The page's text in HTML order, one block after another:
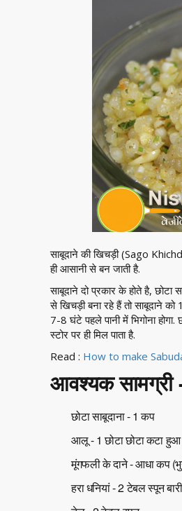
साबूदाने की खिचड़ी (Sago
ही आसानी से बन जाती है.
साबूदाने दो प्रकार के होते है, छोटा
से खिचड़ी बना रहे हैं तो साबूदाने
7-8 घंटे पहले पानी में भिगोना होगा.
स्टोर पर ही मिल पाता है.
Read : How to make
आवश्यक
छोटा साबूदाना - 1 कप
आलू - 1 छोटा छोटा कटा हुआ
मूंगफली के दाने - आधा कप
हरा धनियां - 2 टेबल स्पून